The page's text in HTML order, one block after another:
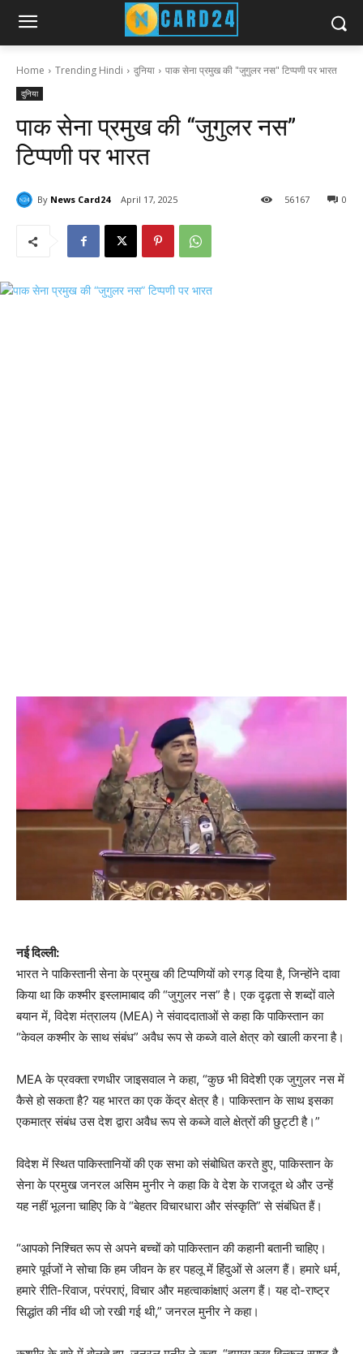
Home Trending Hindi दुनिया पाक सेना प्रमुख की "जुगुलर नस" टिप्पणी पर भारत
दुनिया
पाक सेना प्रमुख की “जुगुलर नस”
टिप्पणी पर भारत
By News Card24 April 17, 2025 0
56167
नई दिल्ली:
भारत ने पाकिस्तानी सेना के प्रमुख की टिप्पणियों को रगड़ दिया है, जिन्होंने दावा
किया था कि कश्मीर इस्लामाबाद की “जुगुलर नस” है। एक दृढ़ता से शब्दों वाले
बयान में, विदेश मंत्रालय (MEA) ने संवाददाताओं से कहा कि पाकिस्तान का
“केवल कश्मीर के साथ संबंध” अवैध रूप से कब्जे वाले क्षेत्र को खाली करना है।
MEA के प्रवक्ता रणधीर जाइसवाल ने कहा, “कुछ भी विदेशी एक जुगुलर नस में
कैसे हो सकता है? यह भारत का एक केंद्र क्षेत्र है। पाकिस्तान के साथ इसका
एकमात्र संबंध उस देश द्वारा अवैध रूप से कब्जे वाले क्षेत्रों की छुट्टी है।”
विदेश में स्थित पाकिस्तानियों की एक सभा को संबोधित करते हुए, पाकिस्तान के
सेना के प्रमुख जनरल असिम मुनीर ने कहा कि वे देश के राजदूत थे और उन्हें
यह नहीं भूलना चाहिए कि वे “बेहतर विचारधारा और संस्कृति” से संबंधित हैं।
“आपको निश्चित रूप से अपने बच्चों को पाकिस्तान की कहानी बतानी चाहिए।
हमारे पूर्वजों ने सोचा कि हम जीवन के हर पहलू में हिंदुओं से अलग हैं। हमारे धर्म,
हमारे रीति-रिवाज, परंपराएं, विचार और महत्वाकांक्षाएं अलग हैं। यह दो-राष्ट्र
सिद्धांत की नींव थी जो रखी गई थी,” जनरल मुनीर ने कहा।